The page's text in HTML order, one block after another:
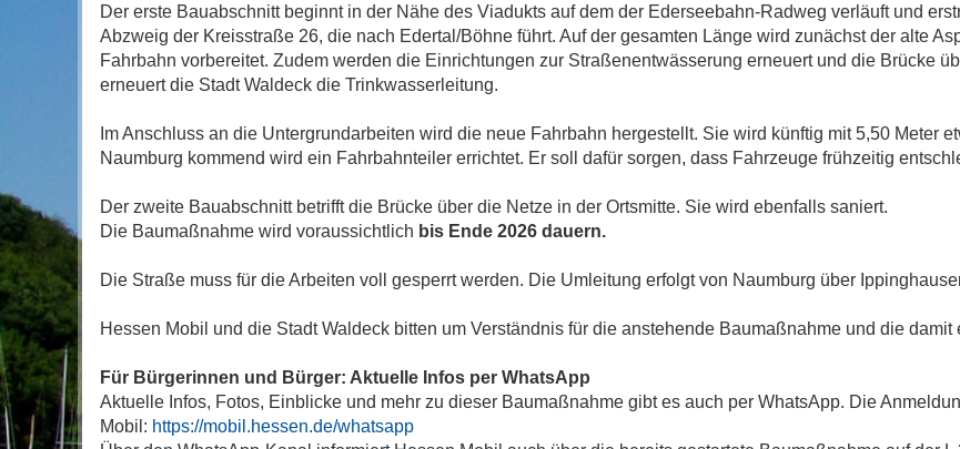
Der erste Bauabschnitt beginnt in der Nähe des Viadukts auf dem der Ederseebahn-Radweg verläuft und
Abzweig der Kreisstraße 26, die nach Edertal/Böhne führt. Auf der gesamten Länge wird zunächst der alte
Fahrbahn vorbereitet. Zudem werden die Einrichtungen zur Straßenentwässerung erneuert und die Brücke
erneuert die Stadt Waldeck die Trinkwasserleitung.
Im Anschluss an die Untergrundarbeiten wird die neue Fahrbahn hergestellt. Sie wird künftig mit 5,50 Meter
Naumburg kommend wird ein Fahrbahnteiler errichtet. Er soll dafür sorgen, dass Fahrzeuge frühzeitig
Der zweite Bauabschnitt betrifft die Brücke über die Netze in der Ortsmitte. Sie wird ebenfalls saniert.
Die Baumaßnahme wird voraussichtlich bis Ende 2026 dauern.
Die Straße muss für die Arbeiten voll gesperrt werden. Die Umleitung erfolgt von Naumburg über
Hessen Mobil und die Stadt Waldeck bitten um Verständnis für die anstehende Baumaßnahme und die
Für Bürgerinnen und Bürger: Aktuelle Infos per WhatsApp
Aktuelle Infos, Fotos, Einblicke und mehr zu dieser Baumaßnahme gibt es auch per WhatsApp. Die
Mobil: https://mobil.hessen.de/whatsapp